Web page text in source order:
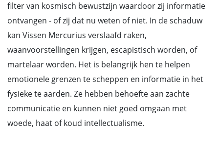
filter van kosmisch bewustzijn waardoor zij informatie
ontvangen - of zij dat nu weten of niet. In de schaduw
kan Vissen Mercurius verslaafd raken,
waanvoorstellingen krijgen, escapistisch worden, of
martelaar worden. Het is belangrijk hen te helpen
emotionele grenzen te scheppen en informatie in het
fysieke te aarden. Ze hebben behoefte aan zachte
communicatie en kunnen niet goed omgaan met
woede, haat of koud intellectualisme.